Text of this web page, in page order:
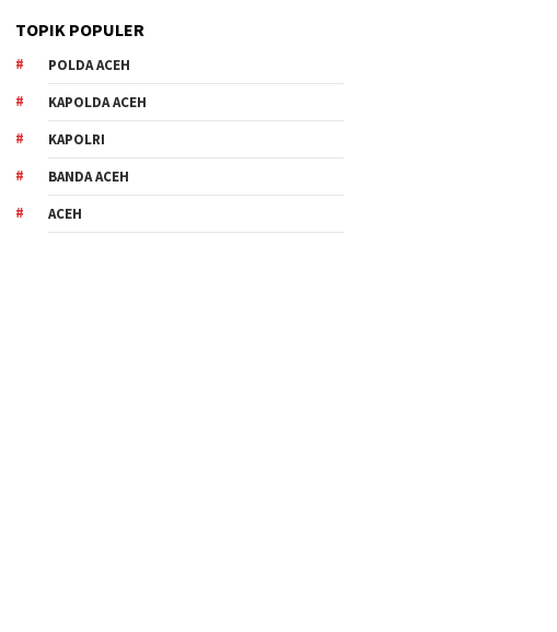
TOPIK POPULER
POLDA ACEH
KAPOLDA ACEH
KAPOLRI
BANDA ACEH
ACEH